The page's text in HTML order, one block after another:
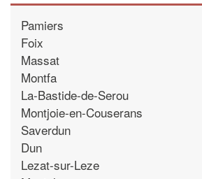
Pamiers
Foix
Massat
Montfa
La-Bastide-de-Serou
Montjoie-en-Couserans
Saverdun
Dun
Lezat-sur-Leze